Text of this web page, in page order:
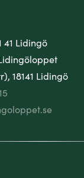
41 Lidingö
18141 Lidingö